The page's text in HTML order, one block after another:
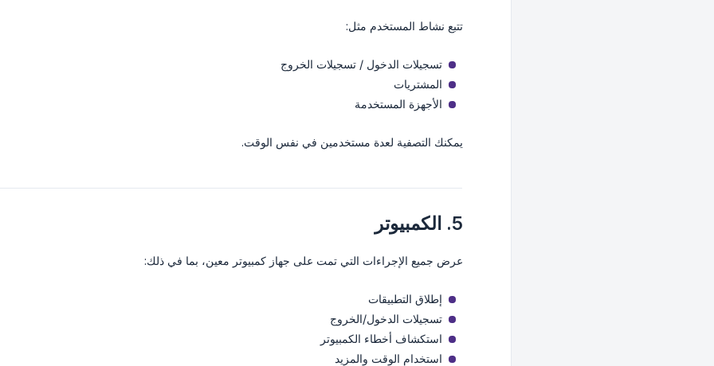
تتبع نشاط المستخدم مثل:
تسجيلات الدخول / تسجيلات الخروج
المشتريات
الأجهزة المستخدمة
يمكنك التصفية لعدة مستخدمين في نفس الوقت.
5. الكمبيوتر
عرض جميع الإجراءات التي تمت على جهاز كمبيوتر معين، بما في ذلك:
إطلاق التطبيقات
تسجيلات الدخول/الخروج
استكشاف أخطاء الكمبيوتر
استخدام الوقت والمزيد